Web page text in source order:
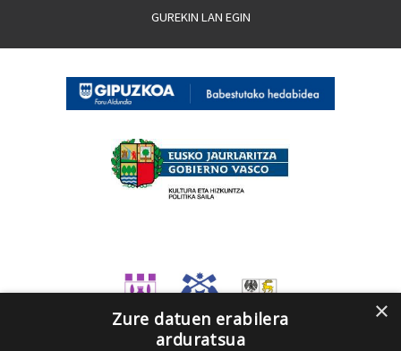
GUREKIN LAN EGIN
×
Zure datuen erabilera
arduratsua